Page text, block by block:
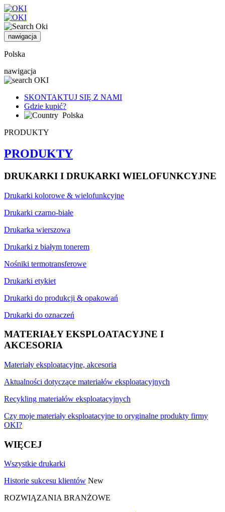
nawigacja
Polska
nawigacja
SKONTAKTUJ SIĘ Z NAMI
Gdzie kupić?
Polska
PRODUKTY
PRODUKTY
DRUKARKI I DRUKARKI WIELOFUNKCYJNE
Drukarki kolorowe & wielofunkcyjne
Drukarki czarno-białe
Drukarka wierszowa
Drukarki z białym tonerem
Nośniki termotransferowe
Drukarki etykiet
Drukarki do produkcji & opakowań
Drukarki do oznaczeń
MATERIAŁY EKSPLOATACYJNE I
AKCESORIA
Materiały eksploatacyjne, akcesoria
Aktualności dotyczące materiałów eksploatacyjnych
Recykling materiałów eksploatacyjnych
Czy moje materiały eksploatacyjne to oryginalne produkty firmy
OKI?
WIĘCEJ
Wszystkie drukarki
Historie sukcesu klientów New
ROZWIĄZANIA BRANŻOWE